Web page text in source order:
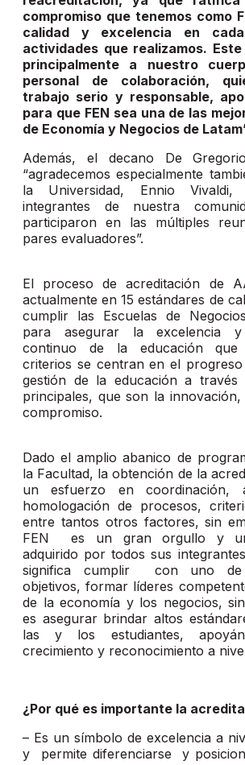
compromiso que tenemos como
calidad y excelencia en
actividades que realizamos.
principalmente a nuestro
personal de colaboración,
trabajo serio y responsable,
para que FEN sea una de las
de Economía y Negocios de
Además, el decano De
“agradecemos especialmente
la Universidad, Ennio
integrantes de nuestra
participaron en las múltiples
pares evaluadores”.
El proceso de acreditación de
actualmente en 15 estándares de
cumplir las Escuelas de
para asegurar la excelencia y
continuo de la educación que
criterios se centran en el
gestión de la educación a través
principales, que son la
compromiso.
Dado el amplio abanico de
la Facultad, la obtención de la
un esfuerzo en coordinación,
homologación de procesos,
entre tantos otros factores, sin
FEN es un gran orgullo y un
adquirido por todos sus
significa cumplir con uno de
objetivos, formar líderes
de la economía y los negocios,
es asegurar brindar altos
las y los estudiantes,
crecimiento y reconocimiento a
¿Por qué es importante la
– Es un símbolo de excelencia a
y permite diferenciarse y